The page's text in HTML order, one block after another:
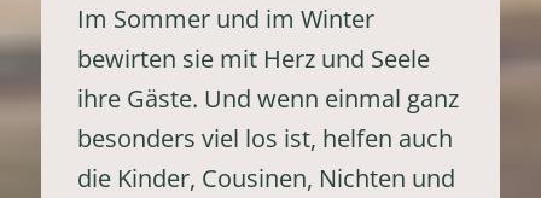
Im Sommer und im Winter
bewirten sie mit Herz und Seele
ihre Gäste. Und wenn einmal ganz
besonders viel los ist, helfen auch
die Kinder, Cousinen, Nichten und